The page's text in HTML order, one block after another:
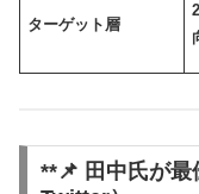
ターゲット層
**📌 田中氏が